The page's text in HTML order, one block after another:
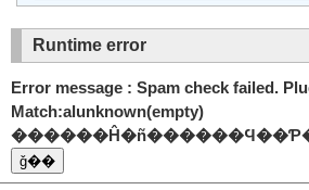
Runtime error
Error message : Spam check failed.
Match:alunknown(empty)